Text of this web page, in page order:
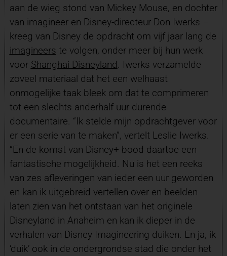
aan de wieg stond van Mickey Mouse, en dochter
van imagineer en Disney-directeur Don Iwerks –
kreeg van Disney de opdracht om vijf jaar lang de
imagineers te volgen, onder meer bij hun werk
voor Shanghai Disneyland. Iwerks verzamelde
zoveel materiaal dat het een welhaast
onmogelijke taak bleek om dat te comprimeren
tot een slechts anderhalf uur durende
documentaire. “Ik stelde mijn opdrachtgever voor
er een serie van te maken”, vertelt Leslie Iwerks.
“En de komst van Disney+ bood daartoe een
fantastische mogelijkheid. Nu is het een reeks
van zes afleveringen van ieder een uur geworden
en kan ik uitgebreid vertellen over en beelden
laten zien van het ontstaan van het originele
Disneyland in Anaheim en kan ik dieper in de
verhalen van Disney Imagineering duiken. En ja, ik
‘duik’ ook in de ondergrondse stad die onder het